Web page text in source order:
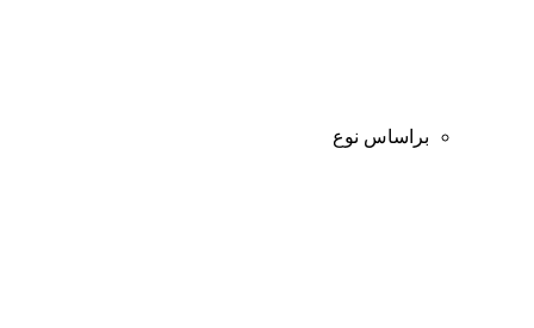
براساس نوع